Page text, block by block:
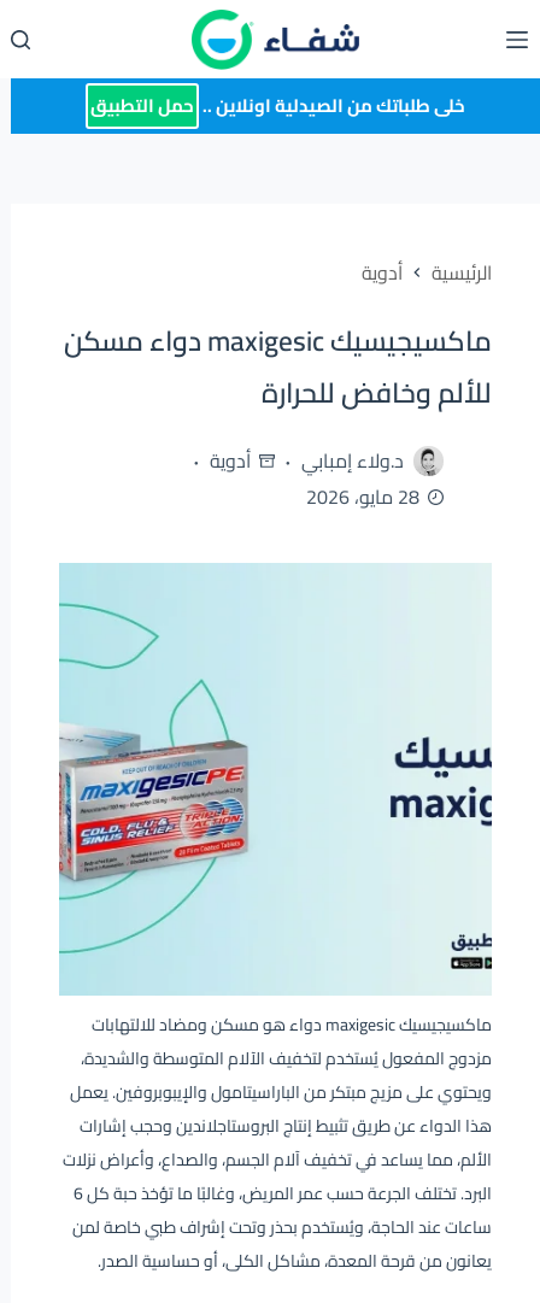
إلى
المحتوى خلى طلباتك من الصيدلية اونلاين .. حمل التطبيق
الرئيسية أدوية
ماكسيجيسيك maxigesic دواء مسكن
للألم وخافض للحرارة
د.ولاء إمبابي
أدوية
28 مايو، 2026
ماكسيجيسيك maxigesic دواء هو مسكن ومضاد للالتهابات
مزدوج المفعول يُستخدم لتخفيف الآلام المتوسطة والشديدة،
ويحتوي على مزيج مبتكر من الباراسيتامول والإيبوبروفين. يعمل
هذا الدواء عن طريق تثبيط إنتاج البروستاجلاندين وحجب إشارات
الألم، مما يساعد في تخفيف آلام الجسم، والصداع، وأعراض نزلات
البرد. تختلف الجرعة حسب عمر المريض، وغالبًا ما تؤخذ حبة كل 6
ساعات عند الحاجة، ويُستخدم بحذر وتحت إشراف طبي خاصة لمن
يعانون من قرحة المعدة، مشاكل الكلى، أو حساسية الصدر.